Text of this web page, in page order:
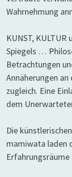
Wahrnehmung
KUNST, KULTUR
Spiegels …
Betrachtungen
Annäherungen
zugleich. Eine
dem
Die
mamiwata laden